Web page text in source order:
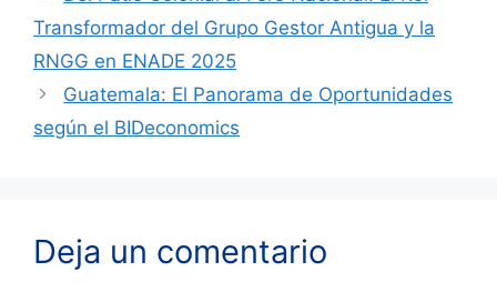
Transformador del Grupo Gestor Antigua y la
RNGG en ENADE 2025
Guatemala: El Panorama de Oportunidades
según el BIDeconomics
Deja un comentario